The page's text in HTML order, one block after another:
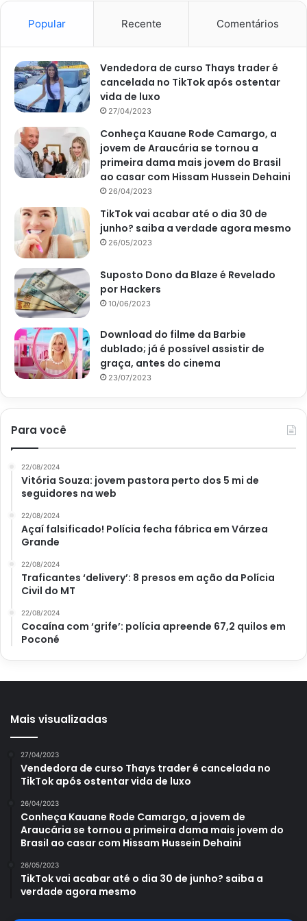
Algumas razões ambientais podem ser responsáveis pelo
não florescimento das espécies, mas, como dito, as
principais causas envolvem os cuidados que você fornece
para a plantinha. A seguir, oPortal Atualizei
pétalas e como fazer suas plantas voltarem a desabrochar
de forma simples.
Iluminação e temperatura: você
está fornecendo sol suficiente
para suas plantas?
iluminação natural para produzirem suas pétalas, cerca de
6-8h diárias de luz solar. Se você mantém suas plantinhas
dentro de casa ou em ambientes fechados, talvez seja isso
que esteja prejudicando o florescimento. Desse modo,
tente mudar a espécie de lugar, posicionando-a em um
ambiente ensolarado e, depois de algum tempo, procure
Outrossim, a temperatura também é um fator importante.
adequada, como as tulipas. Entre cada florada, seus
rizomas devem ser guardados até o replantio, o que
interfere na produção e qualidade das flores. Porém, de
forma geral, temperaturas mais baixas costumam retardar
o florescimento das plantinhas. Novamente, faz-se
importante avaliar que tipo de espécie você está
cultivando.
Podas
Podar suas plantinhas também estimula o florescimento.
essenciais para a produção de flores em algumas
meses antes da época de floração, retirando estruturas
ressecadas ou em excesso.
Assim, sua plantinha ganha mais ventilação e consegue
aproveitar melhor a luz solar, focando no desenvolvimento
das pétalas. Mas, não deixe de ficar de olho nas
necessidades de cada espécie.
Popular Recente Comentários
Vendedora de curso Thays trader é
cancelada no TikTok após ostentar
vida de luxo
27/04/2023
Conheça Kauane Rode Camargo, a
jovem de Araucária se tornou a
primeira dama mais jovem do Brasil
ao casar com Hissam Hussein Dehaini
26/04/2023
TikTok vai acabar até o dia 30 de
junho? saiba a verdade agora mesmo
26/05/2023
Suposto Dono da Blaze é Revelado
por Hackers
10/06/2023
Download do filme da Barbie
dublado; já é possível assistir de
graça, antes do cinema
23/07/2023
Para você
22/08/2024
Vitória Souza: jovem pastora perto dos 5 mi de
seguidores na web
22/08/2024
Açaí falsificado! Polícia fecha fábrica em Várzea
Grande
22/08/2024
Traficantes ‘delivery’: 8 presos em ação da Polícia
Civil do MT
22/08/2024
Cocaína com ‘grife’: polícia apreende 67,2 quilos em
Poconé
Mais visualizadas
27/04/2023
Vendedora de curso Thays trader é cancelada no
TikTok após ostentar vida de luxo
26/04/2023
Conheça Kauane Rode Camargo, a jovem de
Araucária se tornou a primeira dama mais jovem do
Brasil ao casar com Hissam Hussein Dehaini
26/05/2023
TikTok vai acabar até o dia 30 de junho? saiba a
verdade agora mesmo